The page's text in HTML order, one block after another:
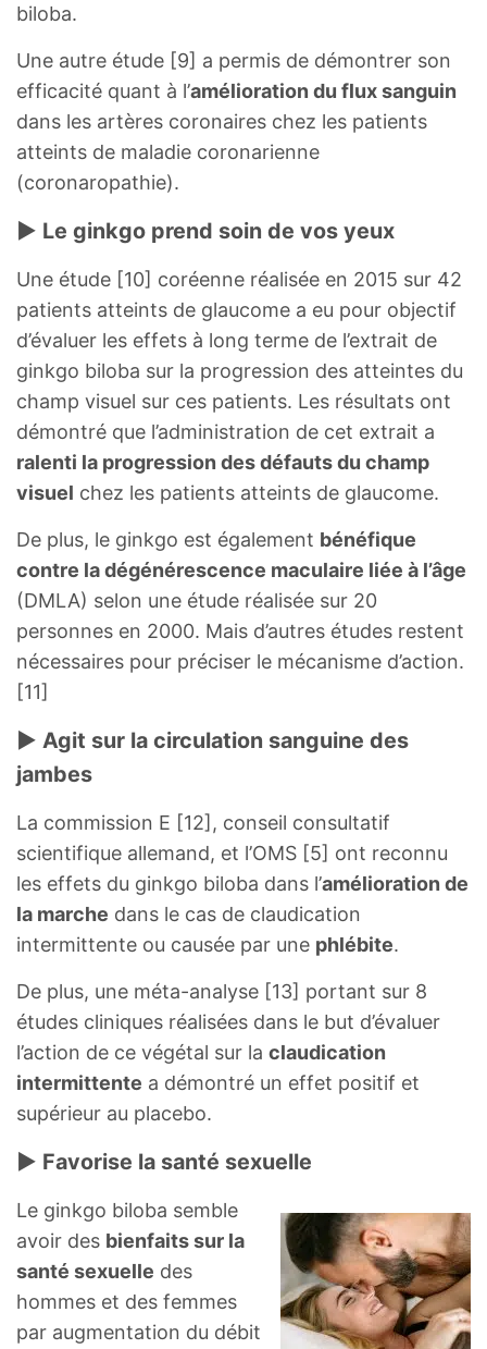
biloba.
Une autre étude [9] a permis de démontrer son
efficacité quant à l’amélioration du flux sanguin
dans les artères coronaires chez les patients
atteints de maladie coronarienne
(coronaropathie).
► Le ginkgo prend soin de vos yeux
Une étude [10] coréenne réalisée en 2015 sur 42
patients atteints de glaucome a eu pour objectif
d’évaluer les effets à long terme de l’extrait de
ginkgo biloba sur la progression des atteintes du
champ visuel sur ces patients. Les résultats ont
démontré que l’administration de cet extrait a
ralenti la progression des défauts du champ
visuel chez les patients atteints de glaucome.
De plus, le ginkgo est également bénéfique
contre la dégénérescence maculaire liée à l’âge
(DMLA) selon une étude réalisée sur 20
personnes en 2000. Mais d’autres études restent
nécessaires pour préciser le mécanisme d’action.
[11]
► Agit sur la circulation sanguine des
jambes
La commission E [12], conseil consultatif
scientifique allemand, et l’OMS [5] ont reconnu
les effets du ginkgo biloba dans l’amélioration de
la marche dans le cas de claudication
intermittente ou causée par une phlébite.
De plus, une méta-analyse [13] portant sur 8
études cliniques réalisées dans le but d’évaluer
l’action de ce végétal sur la claudication
intermittente a démontré un effet positif et
supérieur au placebo.
► Favorise la santé sexuelle
Le ginkgo biloba semble
avoir des bienfaits sur la
santé sexuelle des
hommes et des femmes
par augmentation du débit